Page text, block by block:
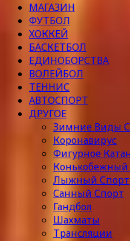
МАГАЗИН
ФУТБОЛ
ХОККЕЙ
БАСКЕТБОЛ
ЕДИНОБОРСТВА
ВОЛЕЙБОЛ
ТЕННИС
АВТОСПОРТ
ДРУГОЕ
Зимние Виды
Коронавирус
Фигурное
Конькобежный
Лыжный Спорт
Санный Спорт
Гандбол
Шахматы
Трансляции